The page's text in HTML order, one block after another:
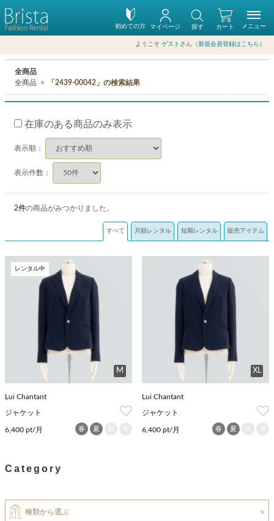
初めての方 カート
マイページ 探す
ようこそ ゲスト さん（新規会員登録はこちら ）
メニュー
全商品
全商品
「2439-00042」の検索結果
在庫のある商品のみ表示
表示順：
表示件数：
2件の商品がみつかりました。
すべて 月額レンタル 短期レンタル 販売アイテム
レンタル中
M
Lui Chantant
ジャケット
6,400 pt/月 春 夏
XL
Lui Chantant
ジャケット
6,400 pt/月 春 夏
Category
種類から選ぶ